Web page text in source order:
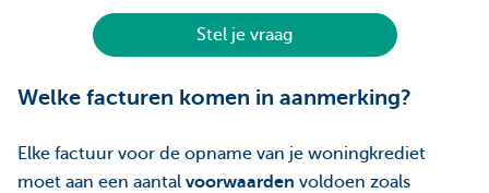
Stel je vraag
Welke facturen komen in aanmerking?
Elke factuur voor de opname van je woningkrediet
moet aan een aantal voorwaarden voldoen zoals